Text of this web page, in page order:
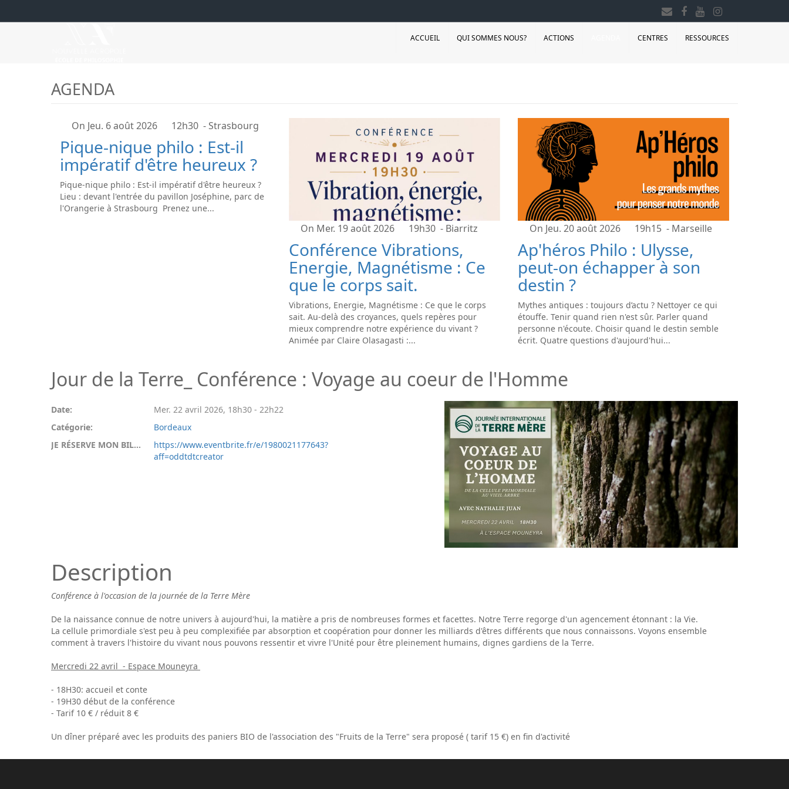
ACCUEIL QUI SOMMES NOUS? ACTIONS CENTRES RESSOURCES
AGENDA
On Jeu. 6 août 2026 12h30 - Strasbourg
Pique-nique philo : Est-il
impératif d'être heureux ?
Pique-nique philo : Est-il impératif d'être heureux ?
Lieu : devant l'entrée du pavillon Joséphine, parc de
l'Orangerie à Strasbourg Prenez une...
On Mer. 19 août 2026 19h30 - Biarritz
Conférence Vibrations,
Energie, Magnétisme : Ce
que le corps sait.
Vibrations, Energie, Magnétisme : Ce que le corps
sait. Au-delà des croyances, quels repères pour
mieux comprendre notre expérience du vivant ?
Animée par Claire Olasagasti :...
On Jeu. 20 août 2026 19h15 - Marseille
Ap'héros Philo : Ulysse,
peut-on échapper à son
destin ?
Mythes antiques : toujours d’actu ? Nettoyer ce qui
étouffe. Tenir quand rien n'est sûr. Parler quand
personne n'écoute. Choisir quand le destin semble
écrit. Quatre questions d'aujourd'hui...
Jour de la Terre_ Conférence : Voyage au coeur de l'Homme
Date: Mer. 22 avril 2026, 18h30 - 22h22
Catégorie:
Bordeaux
JE RÉSERVE MON BILLET:
https://www.eventbrite.fr/e/1980021177643?
aff=oddtdtcreator
Description
Conférence à l'occasion de la journée de la Terre Mère
De la naissance connue de notre univers à aujourd'hui, la matière a pris de nombreuses formes et facettes. Notre Terre regorge d'un agencement étonnant : la Vie.
La cellule primordiale s'est peu à peu complexifiée par absorption et coopération pour donner les milliards d'êtres différents que nous connaissons. Voyons ensemble
comment à travers l'histoire du vivant nous pouvons ressentir et vivre l'Unité pour être pleinement humains, dignes gardiens de la Terre.
Mercredi 22 avril - Espace Mouneyra
- 18H30: accueil et conte
- 19H30 début de la conférence
- Tarif 10 € / réduit 8 €
Un dîner préparé avec les produits des paniers BIO de l'association des "Fruits de la Terre" sera proposé ( tarif 15 €) en fin d'activité